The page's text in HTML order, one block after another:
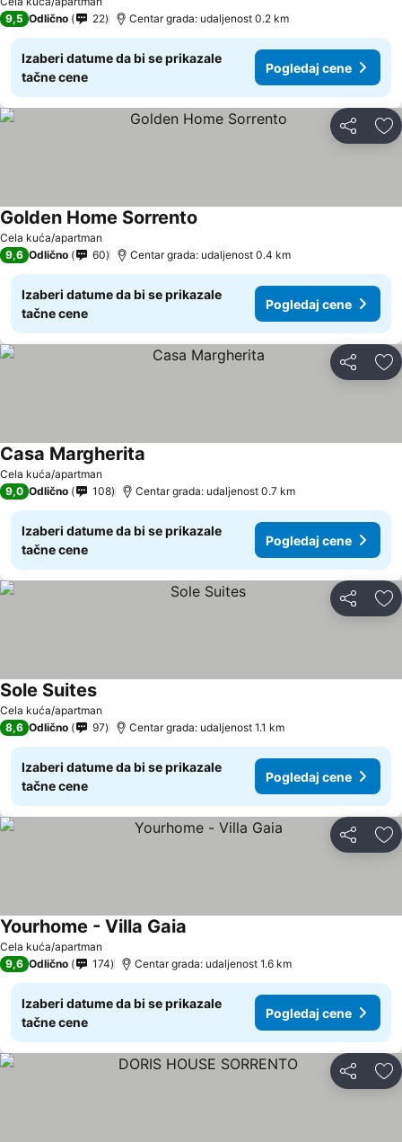
9,5 Odlično 22 Centar grada: udaljenost 0.2 km
Izaberi datume da bi se prikazale
tačne cene
Pogledaj cene
Deli
Cela kuća/apartman
Golden Home Sorrento
9,6 Odlično 60 Centar grada: udaljenost 0.4 km
Izaberi datume da bi se prikazale
tačne cene
Pogledaj cene
Deli
Cela kuća/apartman
Casa Margherita
9,0 Odlično 108 Centar grada: udaljenost 0.7 km
Izaberi datume da bi se prikazale
tačne cene
Pogledaj cene
Deli
Cela kuća/apartman
Sole Suites
8,6 Odlično 97 Centar grada: udaljenost 1.1 km
Izaberi datume da bi se prikazale
tačne cene
Pogledaj cene
Deli
Cela kuća/apartman
Yourhome - Villa Gaia
9,6 Odlično 174 Centar grada: udaljenost 1.6 km
Izaberi datume da bi se prikazale
tačne cene
Pogledaj cene
Deli